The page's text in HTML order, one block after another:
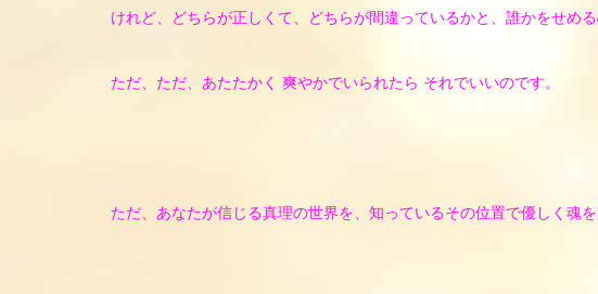
けれど、どちらが正しくて、どちらが間違っているかと、誰かをせめ
ただ、ただ、あたたかく 爽やかでいられたら それでいいのです。
ただ、あなたが信じる真理の世界を、知っているその位置で優しく魂